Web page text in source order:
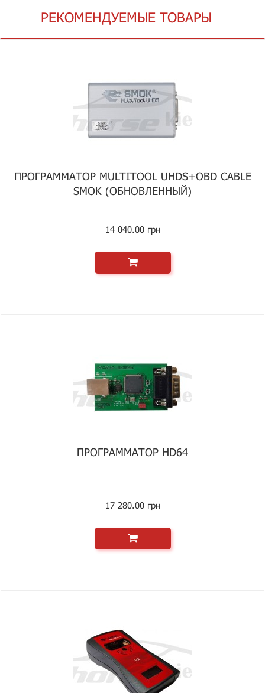
РЕКОМЕНДУЕМЫЕ ТОВАРЫ
ПРОГРАММАТОР MULTITOOL UHDS+OBD CABLE
SMOK (ОБНОВЛЕННЫЙ)
14 040.00 грн
ПРОГРАММАТОР HD64
17 280.00 грн